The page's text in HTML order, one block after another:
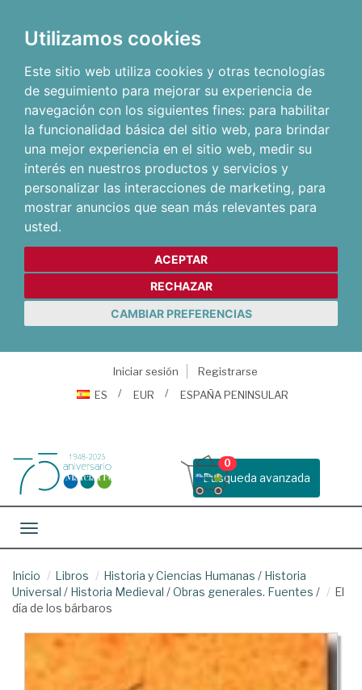
Utilizamos cookies
Este sitio web utiliza cookies y otras tecnologías
de seguimiento para mejorar su experiencia de
navegación con los siguientes fines: para habilitar
la funcionalidad básica del sitio web, para brindar
una mejor experiencia en el sitio web, medir su
interés en nuestros productos y servicios y
personalizar las interacciones de marketing, para
mostrar anuncios que sean más relevantes para
usted.
ACEPTAR
RECHAZAR
CAMBIAR PREFERENCIAS
Iniciar sesión
Registrarse
ES
EUR ESPAÑA PENINSULAR
Busqueda avanzada
0
Toggle navigation
Inicio Libros Historia y Ciencias Humanas / Historia
Universal / Historia Medieval /Obras generales. Fuentes /
El
día de los bárbaros